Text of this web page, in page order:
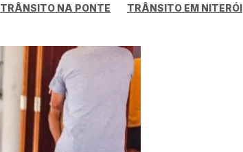
TRÂNSITO NA PONTE TRÂNSITO EM NITERÓI